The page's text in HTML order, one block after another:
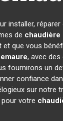
installer, réparer
de chaudière
que vous
, avec
fournirons un
confiance
sur notre
votre